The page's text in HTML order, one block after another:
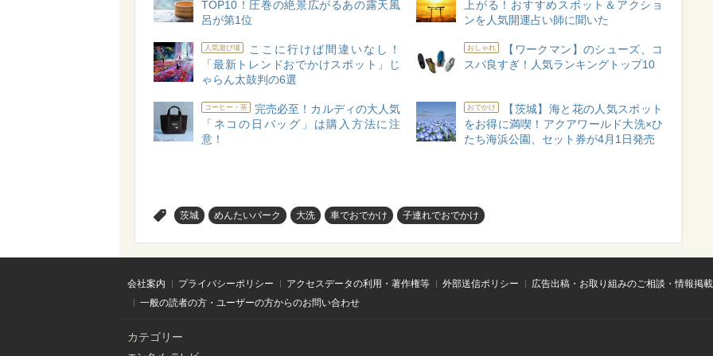
TOP10！圧巻の絶景広がるあの露天風
呂が第1位
上がる！おすすめスポット＆アクショ
ンを人気開運占い師に聞いた
人気遊び場
ここに行けば間違いなし！
「最新トレンドおでかけスポット」じ
ゃらん太鼓判の6選
おしゃれ
【ワークマン】のシューズ、コ
スパ良すぎ！人気ランキングトップ10
コーヒー・茶
完売必至！カルディの大人気
「ネコの日バッグ」は購入方法に注
意！
おでかけ
【茨城】海と花の人気スポット
をお得に満喫！アクアワールド大洗×ひ
たち海浜公園、セット券が4月1日発売
茨城 めんたいパーク 大洗 車でおでかけ 子連れでおでかけ
会社案内 プライバシーポリシー アクセスデータの利用・著作権等 外部送信ポリシー
広告出稿・お取り組みのご相談・情報掲
一般の読者の方・ユーザーの方からのお問い合わせ
カテゴリー